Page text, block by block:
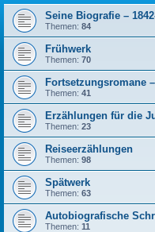
Seine Biografie –
Themen: 84
Frühwerk
Themen: 70
Fortsetzungsromane
Themen: 41
Erzählungen für die
Themen: 23
Reiseerzählungen
Themen: 98
Spätwerk
Themen: 63
Autobiografische
Themen: 11